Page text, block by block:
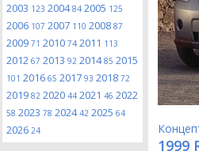
2003 123 200484 2005 125
2006 107 2007 110 2008 87
2009 71 2010 74 2011 113
2012 67 2013 92 201485 2015
101 2016 65 2017 93 2018 72
2019 82 2020 44 2021 46 2022
58 2023 78 202442 2025 64
2026 24
1999